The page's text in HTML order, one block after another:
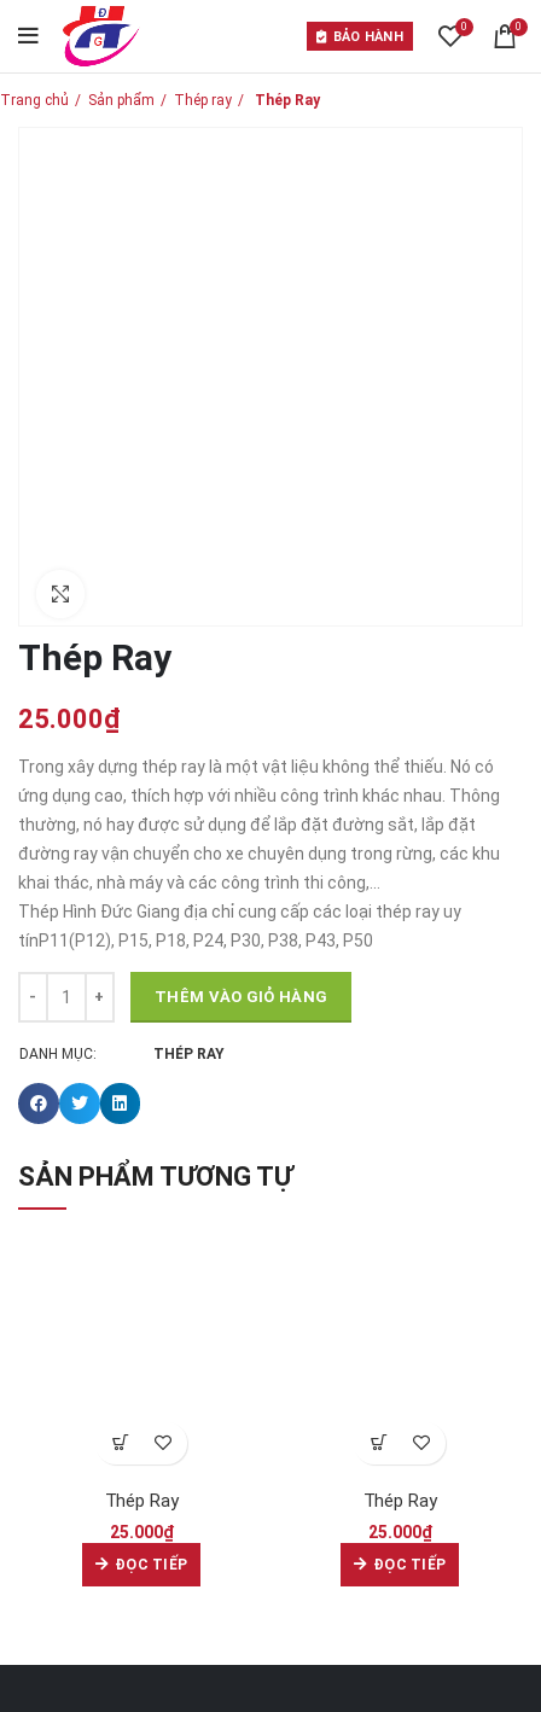
BẢO HÀNH
0 0
Trang chủ Sản phẩm Thép ray Thép Ray
Thép Ray
25.000₫
Trong xây dựng thép ray là một vật liệu không thể thiếu. Nó có
ứng dụng cao, thích hợp với nhiều công trình khác nhau. Thông
thường, nó hay được sử dụng để lắp đặt đường sắt, lắp đặt
đường ray vận chuyển cho xe chuyên dụng trong rừng, các khu
khai thác, nhà máy và các công trình thi công,…
Thép Hình Đức Giang địa chỉ cung cấp các loại thép ray uy
tínP11(P12), P15, P18, P24, P30, P38, P43, P50
THÊM VÀO GIỎ HÀNG
DANH MỤC: THÉP RAY
SẢN PHẨM TƯƠNG TỰ
Thép Ray
25.000₫
ĐỌC TIẾP
Thép Ray
25.000₫
ĐỌC TIẾP